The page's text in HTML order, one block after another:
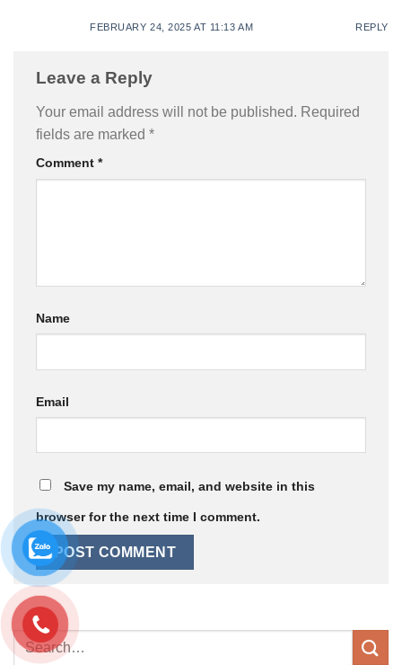
FEBRUARY 24, 2025 AT 11:13 AM REPLY
Leave a Reply
Your email address will not be published. Required
fields are marked *
Comment *
Name
Email
Save my name, email, and website in this
browser for the next time I comment.